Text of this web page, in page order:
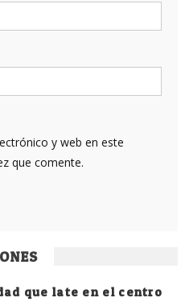
y web en este
que comente.
que late en el centro